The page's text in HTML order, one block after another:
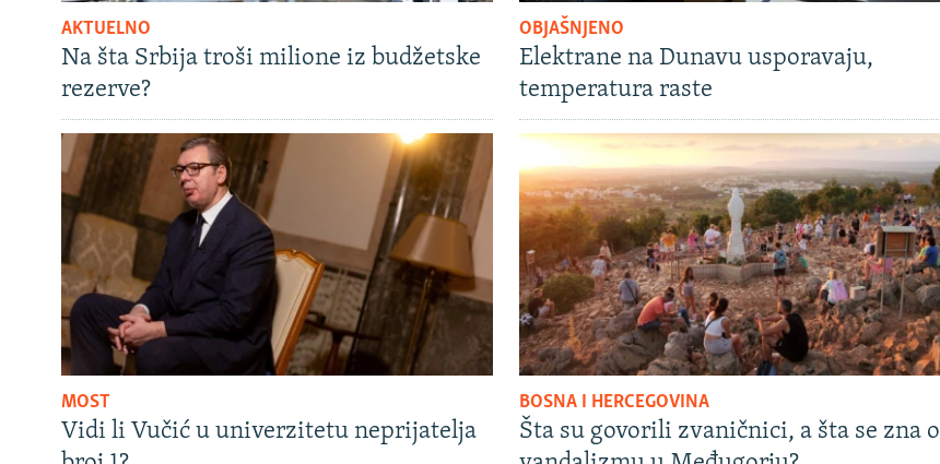
AKTUELNO
Na šta Srbija troši milione iz budžetske
rezerve?
OBJAŠNJENO
Elektrane na Dunavu usporavaju,
temperatura raste
MOST
Vidi li Vučić u univerzitetu neprijatelja
BOSNA I HERCEGOVINA
Šta su govorili zvaničnici, a šta se zna o